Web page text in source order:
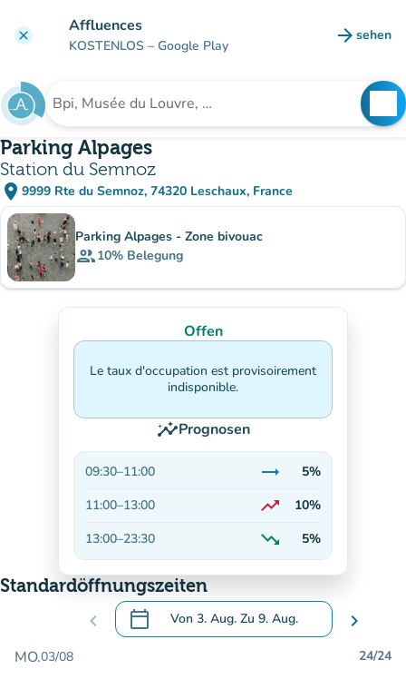
clear Affluences
KOSTENLOS – Google Play arrow_forward sehen
(new
Suche nach einer Einrichtung
Parking Alpages
Station du Semnoz
place 9999 Rte du Semnoz, 74320 Leschaux, France
(in Google Maps öffnen)
(new tab)
Unterinstitutionen
Parking Alpages - Zone bivouac
group10% Belegung
Offen
Le taux d'occupation est provisoirement
indisponible.
insightsPrognosen
09:30–11:00 trending_flat
5%
11:00–13:00 trending_up
10%
13:00–23:30 trending_down
Abnehmend
5%
Standardöffnungszeiten
chevron_left calendar_today Von 3. Aug. Zu 9. Aug.
.Öffnen Sie den Kalender, um Daten zu
chevron_right
MO.03/08 24/24